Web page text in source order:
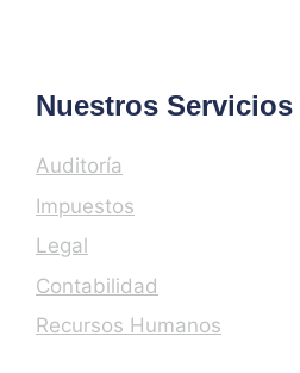
Nuestros Servicios
Auditoría
Impuestos
Legal
Contabilidad
Recursos Humanos